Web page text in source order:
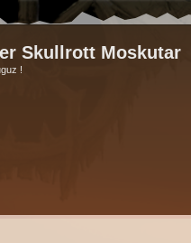
Skullrott Moskutar
!